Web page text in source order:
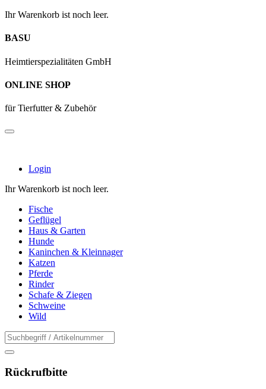
Ihr Warenkorb ist noch leer.
BASU
Heimtierspezialitäten GmbH
ONLINE SHOP
für Tierfutter & Zubehör
Login
Ihr Warenkorb ist noch leer.
Fische
Geflügel
Haus & Garten
Hunde
Kaninchen & Kleinnager
Katzen
Pferde
Rinder
Schafe & Ziegen
Schweine
Wild
Rückrufbitte